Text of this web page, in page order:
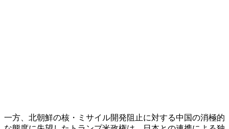
一方、北朝鮮の核・ミサイル開発阻止に対する中国の消極的